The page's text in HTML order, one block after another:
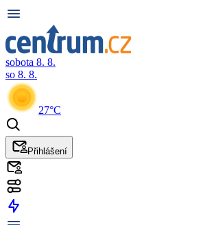
sobota 8. 8.
so 8. 8.
27°C
Přihlášení